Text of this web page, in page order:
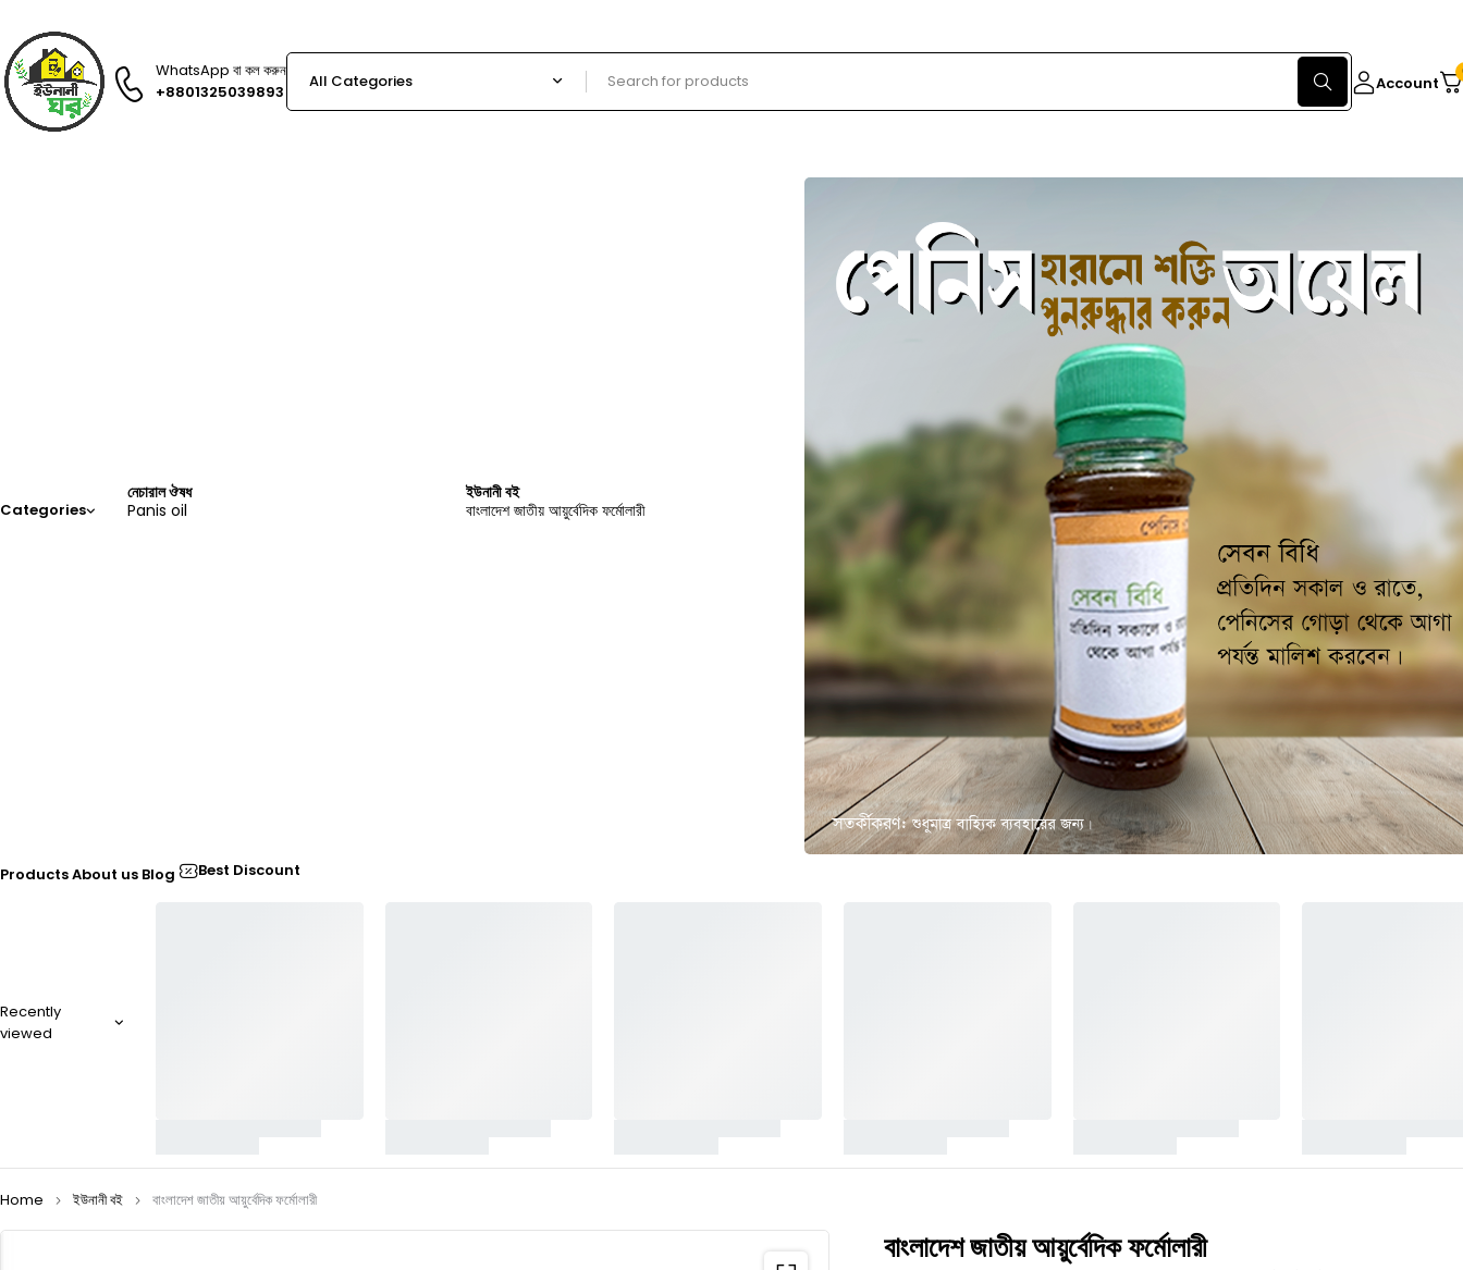
WhatsApp বা কল করুন
+8801325039893
Account
Categories
নেচারাল ঔষধ
Panis oil
ইউনানী বই
বাংলাদেশ জাতীয় আয়ুর্বেদিক ফর্মোলারী
ProductsAbout us Blog Best Discount
Recently
viewed
Home ইউনানী বই বাংলাদেশ জাতীয় আয়ুর্বেদিক ফর্মোলারী
বাংলাদেশ জাতীয় আয়ুর্বেদিক ফর্মোলারী